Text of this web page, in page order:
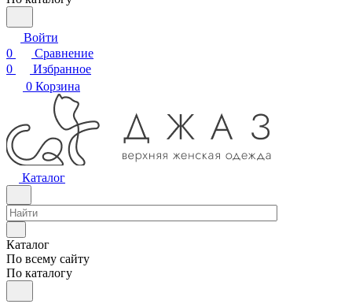
Войти
0
Сравнение
0
Избранное
0 Корзина
Каталог
Каталог
По всему сайту
По каталогу